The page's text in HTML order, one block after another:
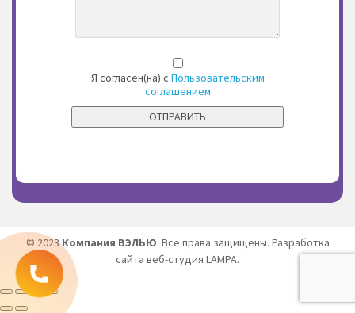
Я согласен(на) с Пользовательским
соглашением
© 2023Компания ВЭЛЬЮ. Все права защищены. Разработка
сайта веб-студия LAMPA.